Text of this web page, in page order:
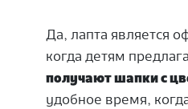
Да, лапта является
когда детям
получают шапки с
удобное время,